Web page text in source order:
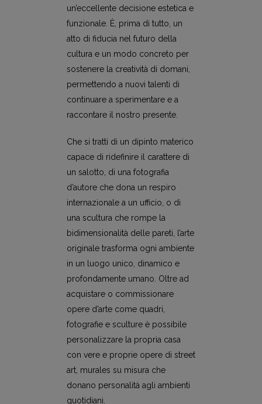
un’eccellente decisione estetica e
funzionale. È, prima di tutto, un
atto di fiducia nel futuro della
cultura e un modo concreto per
sostenere la creatività di domani,
permettendo a nuovi talenti di
continuare a sperimentare e a
raccontare il nostro presente.
Che si tratti di un dipinto materico
capace di ridefinire il carattere di
un salotto, di una fotografia
d’autore che dona un respiro
internazionale a un ufficio, o di
una scultura che rompe la
bidimensionalità delle pareti, l’arte
originale trasforma ogni ambiente
in un luogo unico, dinamico e
profondamente umano. Oltre ad
acquistare o commissionare
opere d’arte come quadri,
fotografie e sculture è possibile
personalizzare la propria casa
con vere e proprie opere di street
art, murales su misura che
donano personalità agli ambienti
quotidiani.